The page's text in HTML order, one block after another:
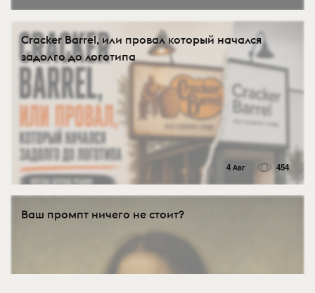
Cracker Barrel, или провал который начался
задолго до логотипа
4 Авг 454
Ваш промпт ничего не стоит?